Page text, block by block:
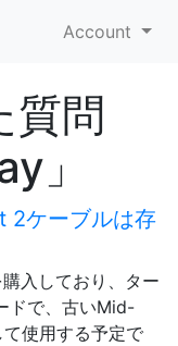
Account
質問
」
ケーブルは存
入しており、ター
ドで、古いMid-
使用する予定で